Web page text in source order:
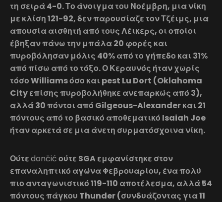
τη σειρά 4-0. Το άνοιγμα του Νοέμβρη, μια νίκη
με κλίση 121-92, δεν παρουσίαζε τον Τζέιμς, μια
απουσία αισθητή από τους Λέικερς, οι οποίοι
έβηξαν πάνω την μπάλα 20 φορές και
πυροβόλησαν μόλις 40% από το γήπεδο και 31%
από πίσω από το τόξο. Ο Κεραυνός ήταν χωρίς
τόσο Williams όσο και pest Lu Dort (Oklahoma
City επίσης πυροβολήθηκε ανεπαρκώς από 3),
αλλά 30 πόντοι από Gilgeous-Alexander και 21
πόντους από το βασικό αποθεματικό Isaiah Joe
ήταν αρκετά σε μια άνετη συρματόσχοινα νίκη.
Ούτεdončićούτε SGA εμφανίστηκε στον
επαναληπτικό αγώνα Φεβρουαρίου, ένα πολύ
πιο ανταγωνιστικό 119-110 αποτέλεσμα, αλλά 54
πόντους πάγκου Thunder (συνδυάζοντας για 11